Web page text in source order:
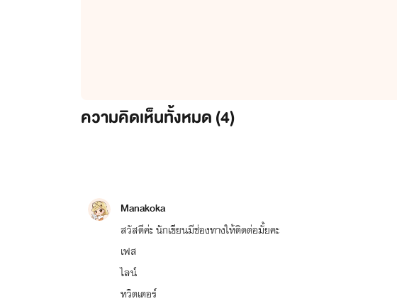
ความคิดเห็นทั้งหมด (4)
Manakoka
สวัสดีค่ะ นักเขียนมีช่องทางให้ติดต่อมั้ยคะ
เฟส
ไลน์
ทวิตเตอร์